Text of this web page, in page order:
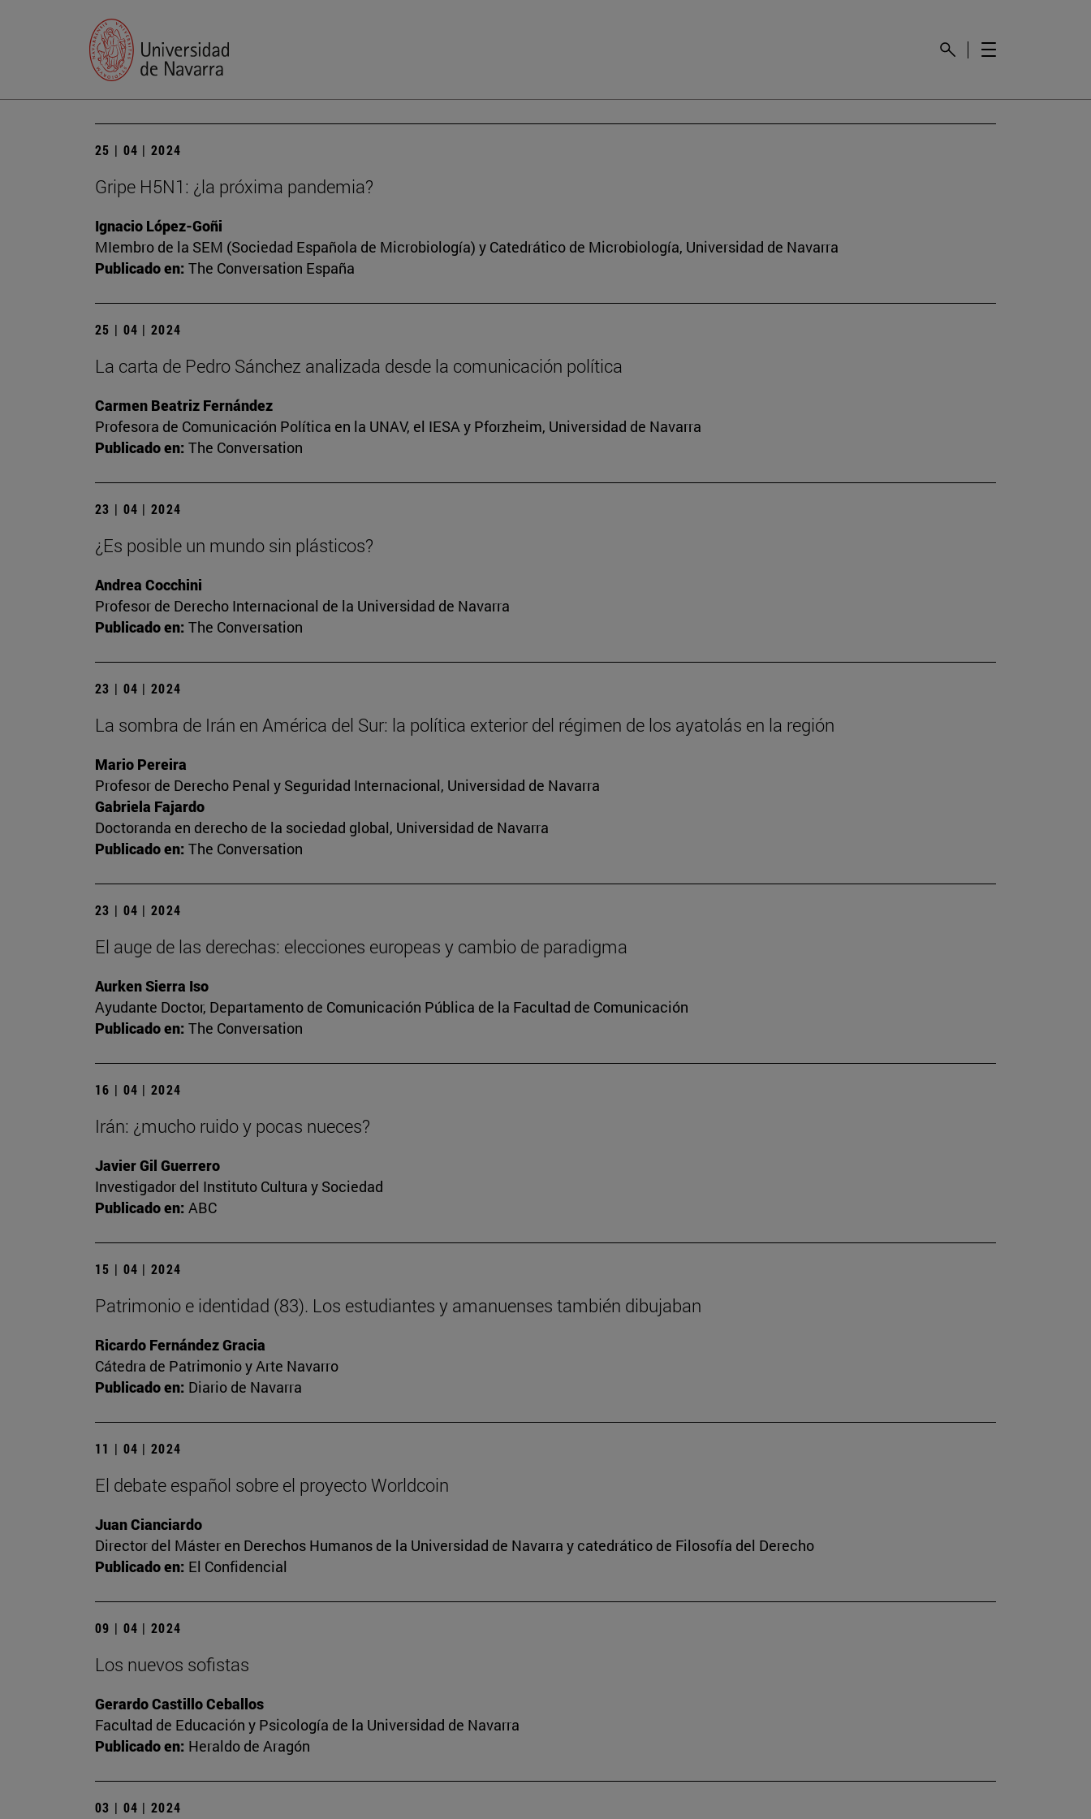
25 | 04 | 2024
Gripe H5N1: ¿la próxima pandemia?
Ignacio López-Goñi
MIembro de la SEM (Sociedad Española de Microbiología) y Catedrático de Microbiología, Universidad de Navarra
Publicado en: The Conversation España
25 | 04 | 2024
La carta de Pedro Sánchez analizada desde la comunicación política
Carmen Beatriz Fernández
Profesora de Comunicación Política en la UNAV, el IESA y Pforzheim, Universidad de Navarra
Publicado en: The Conversation
23 | 04 | 2024
¿Es posible un mundo sin plásticos?
Andrea Cocchini
Profesor de Derecho Internacional de la Universidad de Navarra
Publicado en: The Conversation
23 | 04 | 2024
La sombra de Irán en América del Sur: la política exterior del régimen de los ayatolás en la región
Mario Pereira
Profesor de Derecho Penal y Seguridad Internacional, Universidad de Navarra
Gabriela Fajardo
Doctoranda en derecho de la sociedad global, Universidad de Navarra
Publicado en: The Conversation
23 | 04 | 2024
El auge de las derechas: elecciones europeas y cambio de paradigma
Aurken Sierra Iso
Ayudante Doctor, Departamento de Comunicación Pública de la Facultad de Comunicación
Publicado en: The Conversation
16 | 04 | 2024
Irán: ¿mucho ruido y pocas nueces?
Javier Gil Guerrero
Investigador del Instituto Cultura y Sociedad
Publicado en: ABC
15 | 04 | 2024
Patrimonio e identidad (83). Los estudiantes y amanuenses también dibujaban
Ricardo Fernández Gracia
Cátedra de Patrimonio y Arte Navarro
Publicado en: Diario de Navarra
11 | 04 | 2024
El debate español sobre el proyecto Worldcoin
Juan Cianciardo
Director del Máster en Derechos Humanos de la Universidad de Navarra y catedrático de Filosofía del Derecho
Publicado en: El Confidencial
09 | 04 | 2024
Los nuevos sofistas
Gerardo Castillo Ceballos
Facultad de Educación y Psicología de la Universidad de Navarra
Publicado en: Heraldo de Aragón
03 | 04 | 2024